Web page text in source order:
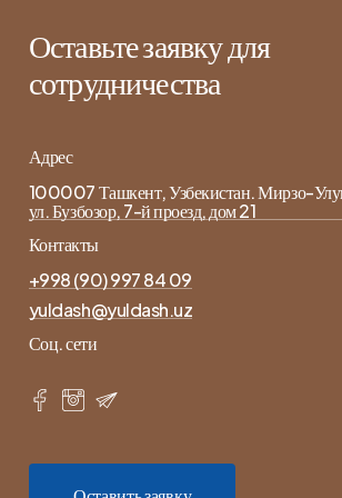
Оставьте заявку для
сотрудничества
Адрес
100007 Ташкент, Узбекистан. Мирзо-
ул. Бузбозор, 7-й проезд, дом 21
Контакты
+998 (90) 997 84 09
yuldash@yuldash.uz
Соц. сети